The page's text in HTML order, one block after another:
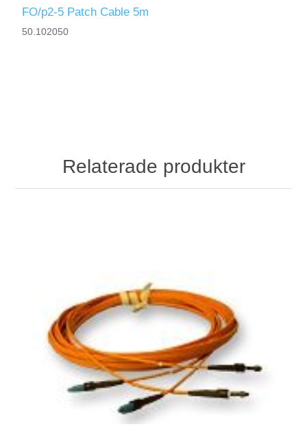
FO/p2-5 Patch Cable 5m
50.102050
Relaterade produkter